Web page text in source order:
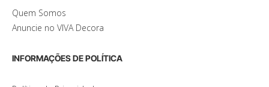
Quem Somos
Anuncie no VIVA Decora
INFORMAÇÕES DE POLÍTICA